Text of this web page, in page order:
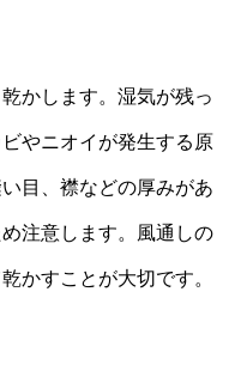
かします。湿気が残っ
やニオイが発生する原
目、襟などの厚みがあ
注意します。風通しの
かすことが大切です。